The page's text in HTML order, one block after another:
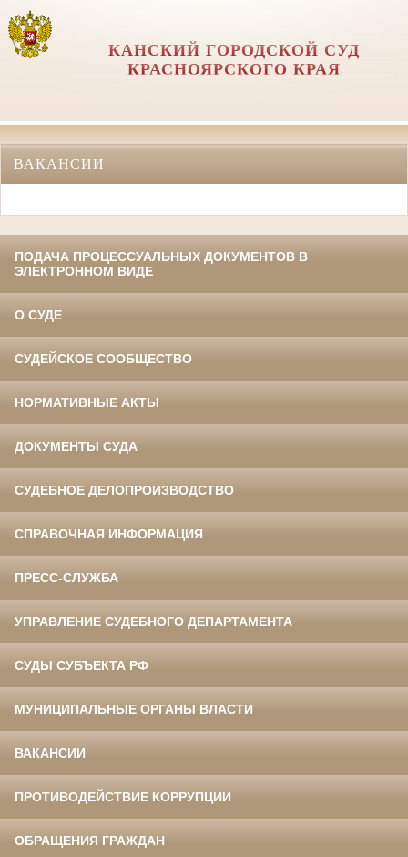
КАНСКИЙ ГОРОДСКОЙ СУД
КРАСНОЯРСКОГО КРАЯ
ВАКАНСИИ
ПОДАЧА ПРОЦЕССУАЛЬНЫХ ДОКУМЕНТОВ В
ЭЛЕКТРОННОМ ВИДЕ
О СУДЕ
СУДЕЙСКОЕ СООБЩЕСТВО
НОРМАТИВНЫЕ АКТЫ
ДОКУМЕНТЫ СУДА
СУДЕБНОЕ ДЕЛОПРОИЗВОДСТВО
СПРАВОЧНАЯ ИНФОРМАЦИЯ
ПРЕСС-СЛУЖБА
УПРАВЛЕНИЕ СУДЕБНОГО ДЕПАРТАМЕНТА
СУДЫ СУБЪЕКТА РФ
МУНИЦИПАЛЬНЫЕ ОРГАНЫ ВЛАСТИ
ВАКАНСИИ
ПРОТИВОДЕЙСТВИЕ КОРРУПЦИИ
ОБРАЩЕНИЯ ГРАЖДАН